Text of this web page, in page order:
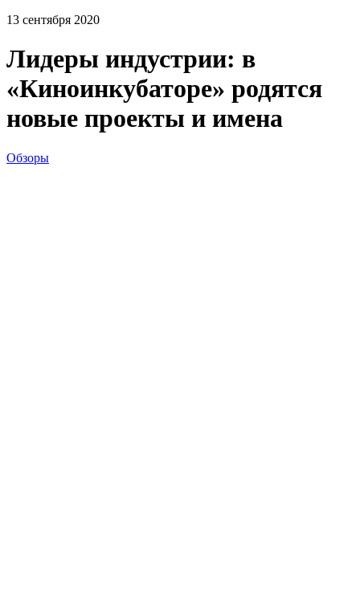
13 сентября 2020
Лидеры индустрии: в
«Киноинкубаторе» родятся
новые проекты и имена
Обзоры